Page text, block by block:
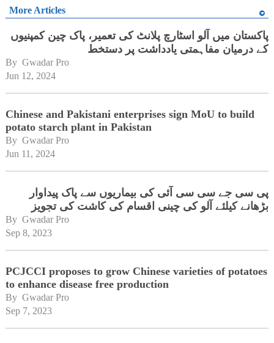
More Articles
پاکستان میں آلو اسٹارچ پلانٹ کی تعمیر، پاک چین کمپنیوں
کے درمیان مفاہمتی یادداشت پر دستخط
By Gwadar Pro
Jun 12, 2024
Chinese and Pakistani enterprises sign MoU to build
potato starch plant in Pakistan
By Gwadar Pro
Jun 11, 2024
پی سی جے سی سی آئی کی بیماریوں سے پاک پیداوار
بڑھانے کیلئے آلو کی چینی اقسام کی کاشت کی تجویز
By Gwadar Pro
Sep 8, 2023
PCJCCI proposes to grow Chinese varieties of potatoes
to enhance disease free production
By Gwadar Pro
Sep 7, 2023